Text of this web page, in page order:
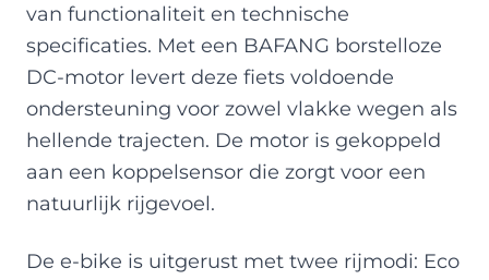
van functionaliteit en technische
specificaties. Met een BAFANG borstelloze
DC-motor levert deze fiets voldoende
ondersteuning voor zowel vlakke wegen als
hellende trajecten. De motor is gekoppeld
aan een koppelsensor die zorgt voor een
natuurlijk rijgevoel.
De e-bike is uitgerust met twee rijmodi: Eco